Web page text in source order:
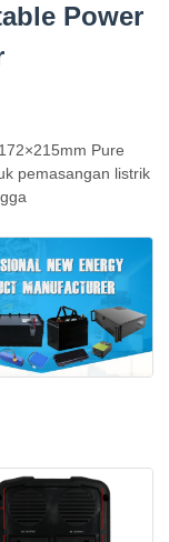
Power
Pure
pemasangan listrik